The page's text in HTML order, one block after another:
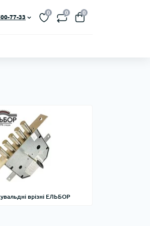
77-33
0 0 0
врізні ЕЛЬБОР